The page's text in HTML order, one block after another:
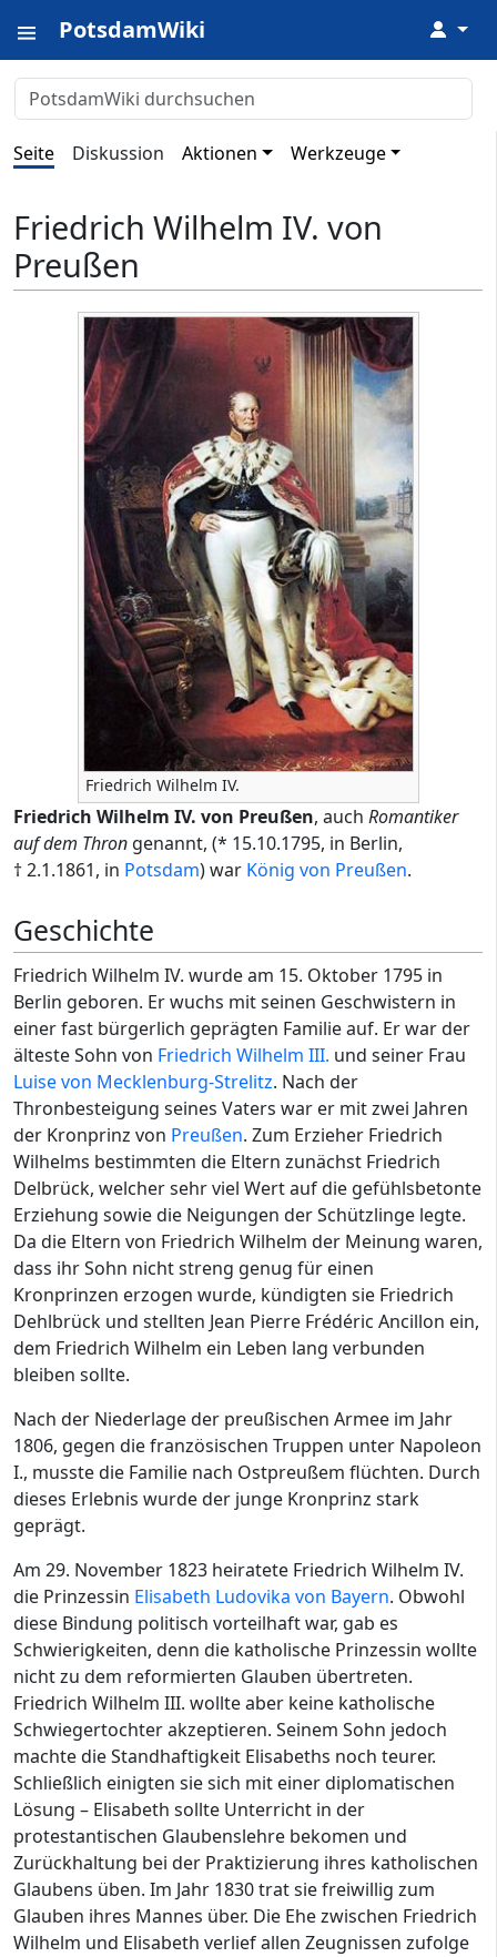
PotsdamWiki ↓
Seite Diskussion Aktionen Werkzeuge
Friedrich Wilhelm IV. von
Preußen
Friedrich Wilhelm IV.
Friedrich Wilhelm IV. von Preußen, auch Romantiker
auf dem Thron genannt, (* 15.10.1795, in Berlin,
† 2.1.1861, in Potsdam) war König von Preußen.
Geschichte
Friedrich Wilhelm IV. wurde am 15. Oktober 1795 in
Berlin geboren. Er wuchs mit seinen Geschwistern in
einer fast bürgerlich geprägten Familie auf. Er war der
älteste Sohn von Friedrich Wilhelm III. und seiner Frau
Luise von Mecklenburg-Strelitz. Nach der
Thronbesteigung seines Vaters war er mit zwei Jahren
der Kronprinz von Preußen. Zum Erzieher Friedrich
Wilhelms bestimmten die Eltern zunächst Friedrich
Delbrück, welcher sehr viel Wert auf die gefühlsbetonte
Erziehung sowie die Neigungen der Schützlinge legte.
Da die Eltern von Friedrich Wilhelm der Meinung waren,
dass ihr Sohn nicht streng genug für einen
Kronprinzen erzogen wurde, kündigten sie Friedrich
Dehlbrück und stellten Jean Pierre Frédéric Ancillon ein,
dem Friedrich Wilhelm ein Leben lang verbunden
bleiben sollte.
Nach der Niederlage der preußischen Armee im Jahr
1806, gegen die französischen Truppen unter Napoleon
I., musste die Familie nach Ostpreußem flüchten. Durch
dieses Erlebnis wurde der junge Kronprinz stark
geprägt.
Am 29. November 1823 heiratete Friedrich Wilhelm IV.
die Prinzessin Elisabeth Ludovika von Bayern. Obwohl
diese Bindung politisch vorteilhaft war, gab es
Schwierigkeiten, denn die katholische Prinzessin wollte
nicht zu dem reformierten Glauben übertreten.
Friedrich Wilhelm III. wollte aber keine katholische
Schwiegertochter akzeptieren. Seinem Sohn jedoch
machte die Standhaftigkeit Elisabeths noch teurer.
Schließlich einigten sie sich mit einer diplomatischen
Lösung – Elisabeth sollte Unterricht in der
protestantischen Glaubenslehre bekomen und
Zurückhaltung bei der Praktizierung ihres katholischen
Glaubens üben. Im Jahr 1830 trat sie freiwillig zum
Glauben ihres Mannes über. Die Ehe zwischen Friedrich
Wilhelm und Elisabeth verlief allen Zeugnissen zufolge